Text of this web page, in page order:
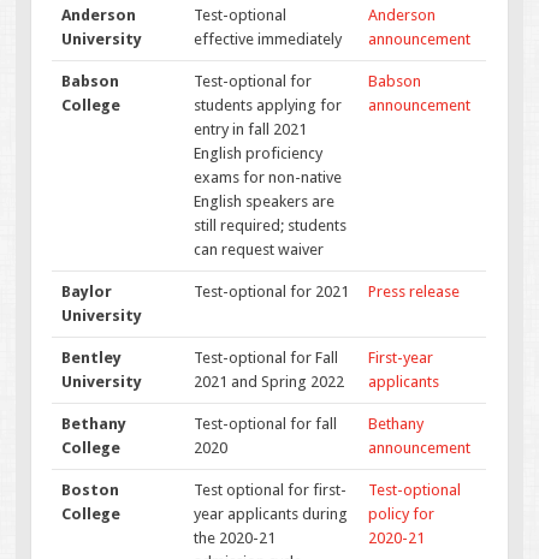
Anderson
University
Test-optional
effective immediately
Anderson
announcement
Babson
College
Test-optional for
students applying for
entry in fall 2021
English proficiency
exams for non-native
English speakers are
still required; students
can request waiver
Babson
announcement
Baylor
University
Test-optional for 2021 Press release
Bentley
University
Test-optional for Fall
2021 and Spring 2022
First-year
applicants
Bethany
College
Test-optional for fall
2020
Bethany
announcement
Boston
College
Test optional for first-
year applicants during
the 2020-21
Test-optional
policy for
2020-21